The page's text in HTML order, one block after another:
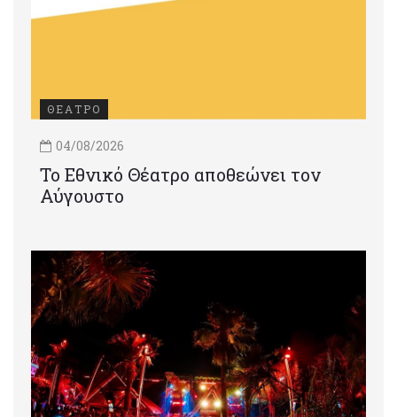
ΘΕΑΤΡΟ
04/08/2026
Το Εθνικό Θέατρο αποθεώνει τον
Αύγουστο